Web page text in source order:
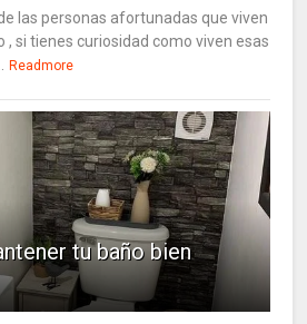
las personas afortunadas que viven
, si tienes curiosidad como viven esas
Readmore
tu baño bien